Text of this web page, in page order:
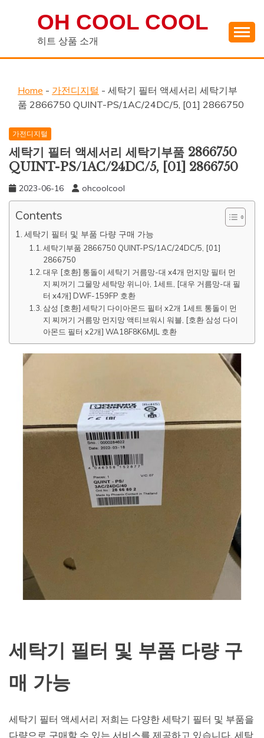
OH COOL COOL
히트 상품 소개
Home - 가전디지털 - 세탁기 필터 액세서리 세탁기부
품 2866750 QUINT-PS/1AC/24DC/5, [01] 2866750
가전디지털
세탁기 필터 액세서리 세탁기부품 2866750
QUINT-PS/1AC/24DC/5, [01] 2866750
2023-06-16 ohcoolcool
Contents
세탁기 필터 및 부품 다량 구매 가능
세탁기부품 2866750 QUINT-PS/1AC/24DC/5, [01]
2866750
대우 [호환] 통돌이 세탁기 거름망-대 x4개 먼지망 필터 먼
지 찌꺼기 그물망 세탁망 위니아, 1세트, [대우 거름망-대 필
터 x4개] DWF-159FP 호환
삼성 [호환] 세탁기 다이아몬드 필터 x2개 1세트 통돌이 먼
지 찌꺼기 거름망 먼지망 액티브워시 워블, [호환 삼성 다이
아몬드 필터 x2개] WA18F8K6MJL 호환
세탁기 필터 및 부품 다량 구
매 가능
세탁기 필터 액세서리 저희는 다양한 세탁기 필터 및 부품을
다량으로 구매할 수 있는 서비스를 제공하고 있습니다. 세탁